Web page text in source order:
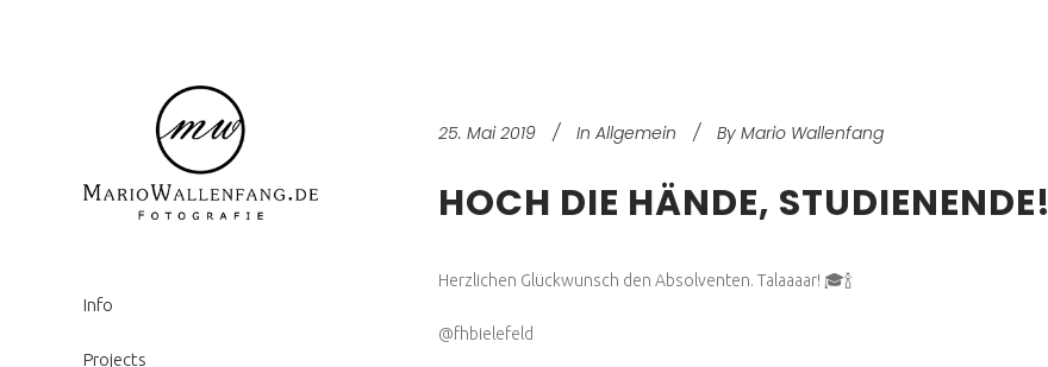
Info
Projects
25. Mai 2019 In Allgemein By Mario Wallenfang
HOCH DIE HÄNDE, STUDIENENDE!
Herzlichen Glückwunsch den Absolventen. Talaaaar! 🎓🍾
@fhbielefeld